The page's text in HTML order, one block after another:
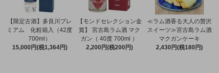
【限定古酒】多良川プレ
ミアム 化粧箱入（42度
700ml）
15,000円(税1,364円)
【モンドセレクション金
賞】 宮古島ラム酒 マク
ガン（ 40度 700ml ）
2,200円(税200円)
≪ラム酒香る大人の贅沢
スイーツ≫宮古島ラム酒
マクガンケーキ
2,430円(税180円)